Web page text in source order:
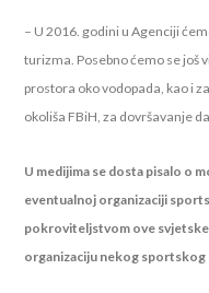
– U 2016. godini u Agenciji
turizma. Posebno ćemo se još
prostora oko vodopada, kao i
okoliša FBiH, za dovršavanje
U medijima se dosta pisalo o
eventualnoj organizaciji
pokroviteljstvom ove svjetske
organizaciju nekog sportskog